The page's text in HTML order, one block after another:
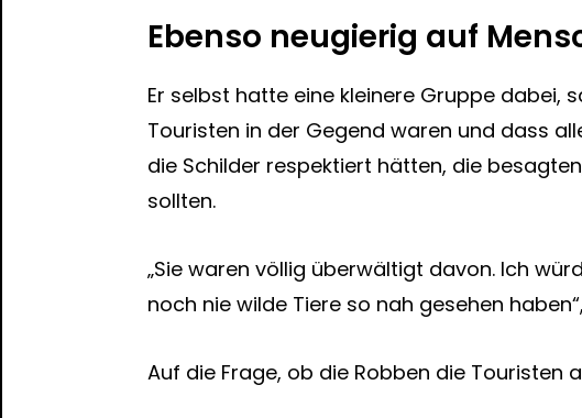
Ebenso neugierig auf
Er selbst hatte eine kleinere Gruppe dabei,
Touristen in der Gegend waren und dass
die Schilder respektiert hätten, die
sollten.
„Sie waren völlig überwältigt davon. Ich
noch nie wilde Tiere so nah gesehen
Auf die Frage, ob die Robben die Touristen